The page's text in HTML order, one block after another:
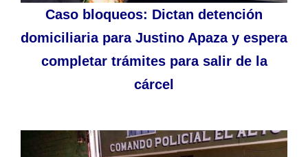
Caso bloqueos: Dictan detención
domiciliaria para Justino Apaza y espera
completar trámites para salir de la
cárcel